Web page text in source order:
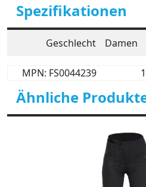
Spezifikationen
Geschlecht Damen
MPN: FS0044239
Ähnliche